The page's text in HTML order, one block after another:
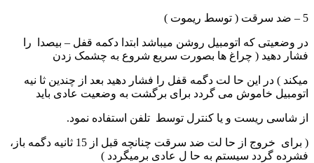
5 – ضد سرقت ( توسط ریموت )
در وضعیتی که اتومبیل روشن میباشد ابتدا دکمه قفل – بیصدا را
فشار دهید ( چراغ ها بصورت سریع شروع به چشمک زدن
میکند ) در این حا لت دگمه قفل را فشار دهید بعد از چندین ثا نیه
اتومبیل خاموش می گردد برای برگشت به وضعیت عادی باید
از شاسی ریست و یا کنترل توسط تلفن استفاده نمود.
( برای خروج از حا لت ضد سرقت چنانچه قبل از 15 ثانیه دگمه باز،
فشرده گردد سیستم به حا ل عادی برمیگردد )